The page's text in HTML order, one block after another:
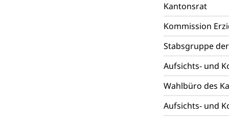
Kantonsrat
Kommission
Stabsgruppe
Aufsichts- und
Wahlbüro des
Aufsichts- und
Strafrecht,
Vormund,
Kindes- und
Umwelt und